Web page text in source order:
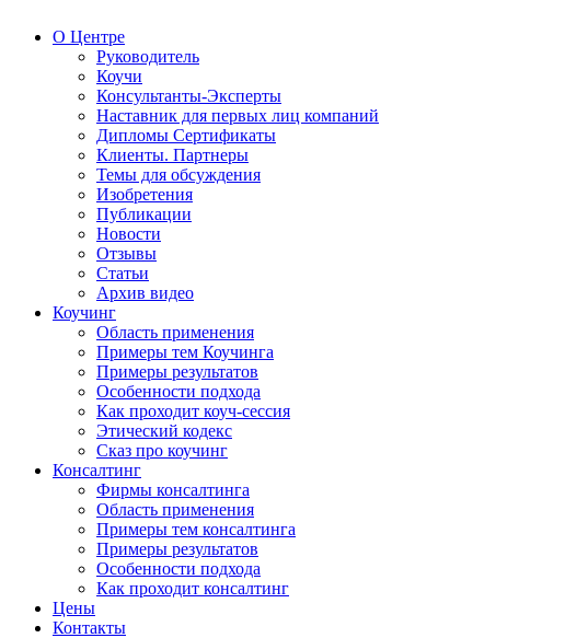
О Центре
Руководитель
Коучи
Консультанты-Эксперты
Наставник для первых лиц компаний
Дипломы Сертификаты
Клиенты. Партнеры
Темы для обсуждения
Изобретения
Публикации
Новости
Отзывы
Статьи
Архив видео
Коучинг
Область применения
Примеры тем Коучинга
Примеры результатов
Особенности подхода
Как проходит коуч-сессия
Этический кодекс
Сказ про коучинг
Консалтинг
Фирмы консалтинга
Область применения
Примеры тем консалтинга
Примеры результатов
Особенности подхода
Как проходит консалтинг
Цены
Контакты